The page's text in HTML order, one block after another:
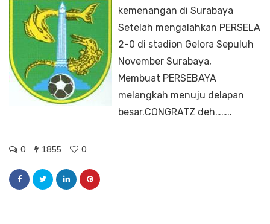
kemenangan di Surabaya
Setelah mengalahkan PERSELA
2-0 di stadion Gelora Sepuluh
November Surabaya,
Membuat PERSEBAYA
melangkah menuju delapan
besar.CONGRATZ deh……..
0 1855 0